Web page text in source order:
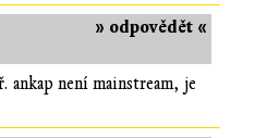
» odpovědět «
ankap není mainstream, je